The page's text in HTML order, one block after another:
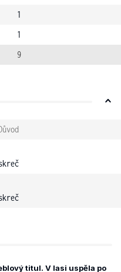
1
1
9
titul. V Iasi uspěla po